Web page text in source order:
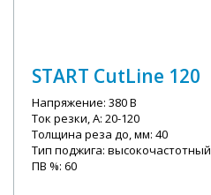
START CutLine 120
Напряжение: 380 В
Ток резки, А: 20-120
Толщина реза до, мм: 40
Тип поджига: высокочастотный
ПВ %: 60